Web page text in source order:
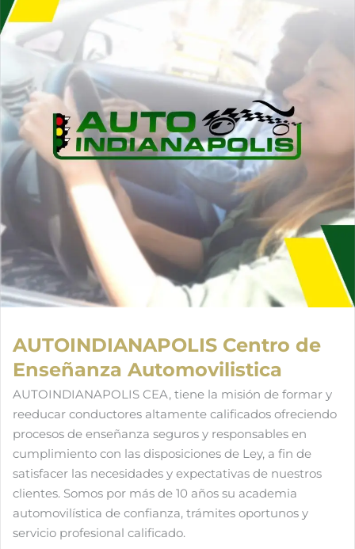
AUTOINDIANAPOLIS Centro de
Enseñanza Automovilistica
AUTOINDIANAPOLIS CEA, tiene la misión de formar y
reeducar conductores altamente calificados ofreciendo
procesos de enseñanza seguros y responsables en
cumplimiento con las disposiciones de Ley, a fin de
satisfacer las necesidades y expectativas de nuestros
clientes. Somos por más de 10 años su academia
automovilística de confianza, trámites oportunos y
servicio profesional calificado.